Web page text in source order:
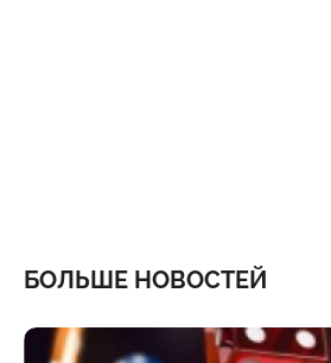
БОЛЬШЕ НОВОСТЕЙ